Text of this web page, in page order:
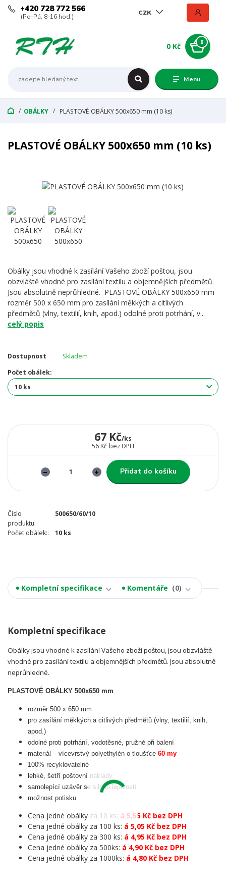
Menu
CZK
+420 728 772 566
(Po-Pá, 8-16 hod.)
0
0 Kč
OBÁLKY PLASTOVÉ OBÁLKY 500x650 mm (10 ks)
PLASTOVÉ OBÁLKY 500x650 mm (10 ks)
Obálky jsou vhodné k zasílání Vašeho zboží poštou, jsou
obzvláště vhodné pro zasílání textilu a objemnějších předmětů.
Jsou absolutně neprůhledné. PLASTOVÉ OBÁLKY 500x650 mm
rozměr 500 x 650 mm pro zasílání měkkých a citlivých
předmětů (vlny, textilií, knih, apod.) odolné proti potrhání, v...
celý popis
Dostupnost
Skladem
Počet obálek:
67 Kč/ks
56 Kč bez DPH
Přidat do košíku
Číslo
produktu:
500650/60/10
Počet obálek:: 10 ks
Kompletní specifikace Komentáře 0
Kompletní specifikace
Obálky jsou vhodné k zasílání Vašeho zboží poštou, jsou obzvláště
vhodné pro zasílání textilu a objemnějších předmětů. Jsou absolutně
neprůhledné.
PLASTOVÉ OBÁLKY 500x650 mm
rozměr 500 x 650 mm
pro zasílání měkkých a citlivých předmětů (vlny, textilií, knih,
apod.)
odolné proti potrhání, vodotěsné, pružné při balení
materiál – vícevrstvý polyethylén o tloušťce 60 my
100% recyklovatelné
lehké, šetří poštovní náklady
samolepící uzávěr se silnou lepivostí
možnost potisku
Cena jedné obálky za 10 ks: á 5,55 Kč bez DPH
Cena jedné obálky za 100 ks: á 5,05 Kč bez DPH
Cena jedné obálky za 300 ks: á 4,95 Kč bez DPH
Cena jedné obálky za 500ks: á 4,90 Kč bez DPH
Cena jedné obálky za 1000ks: á 4,80 Kč bez DPH